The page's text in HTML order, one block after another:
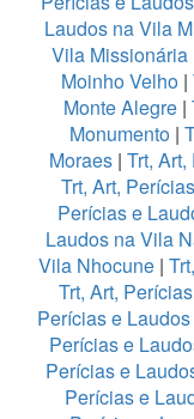
Laudos na Vila
Vila Missionária
Moinho Velho |
Monte Alegre|
Monumento |
Moraes| Trt,
Trt, Art,
Perícias e
Laudos na Vila
Vila Nhocune|
Trt, Art,
Perícias e
Perícias e
Perícias e
Perícias e